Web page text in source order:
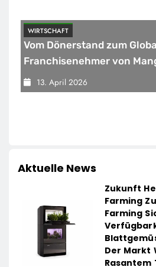
WIRTSCHAFT
Vom Dönerstand zum
Franchisenehmer von
können
13. April 2026
Aktuelle News
Zukunft
Farming
Farming
Der Markt
Rasantem